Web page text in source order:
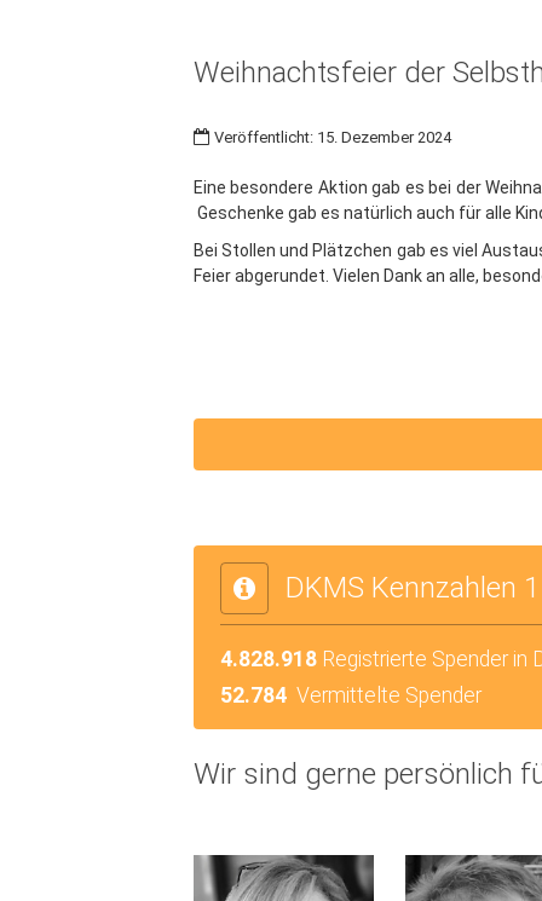
Weihnachtsfeier der
Veröffentlicht: 15. Dezember 2024
Eine besondere Aktion gab es bei der
Geschenke gab es natürlich auch für alle
Bei Stollen und Plätzchen gab es viel
Feier abgerundet. Vielen Dank an alle,
DKMS Kennzahlen
4.828.918 Registrierte Spender in
52.784 Vermittelte Spender
Wir sind gerne persönlich